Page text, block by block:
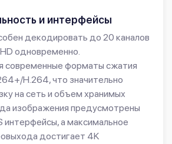
и интерфейсы
декодировать до 20 каналов
одновременно.
форматы сжатия
H.264, что значительно
на сеть и объем хранимых
изображения предусмотрены
интерфейсы, а максимальное
достигает 4K